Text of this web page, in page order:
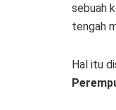
sebuah
tengah
Hal itu